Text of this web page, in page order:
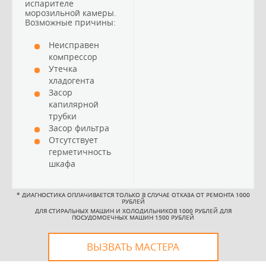
испарителе
морозильной камеры.
Возможные причины:
Неисправен
компрессор
Утечка
хладогента
Засор
капилярной
трубки
Засор фильтра
Отсутствует
герметичность
шкафа
* ДИАГНОСТИКА ОПЛАЧИВАЕТСЯ ТОЛЬКО В СЛУЧАЕ ОТКАЗА ОТ РЕМОНТА 1000
РУБЛЕЙ
ДЛЯ СТИРАЛЬНЫХ МАШИН И ХОЛОДИЛЬНИКОВ 1000 РУБЛЕЙ ДЛЯ
ПОСУДОМОЕЧНЫХ МАШИН 1500 РУБЛЕЙ
ВЫЗВАТЬ МАСТЕРА